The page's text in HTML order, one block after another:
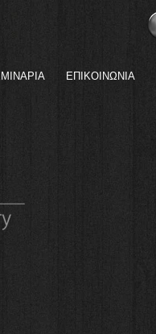
ΕΠΙΚΟΙΝΩΝΙΑ